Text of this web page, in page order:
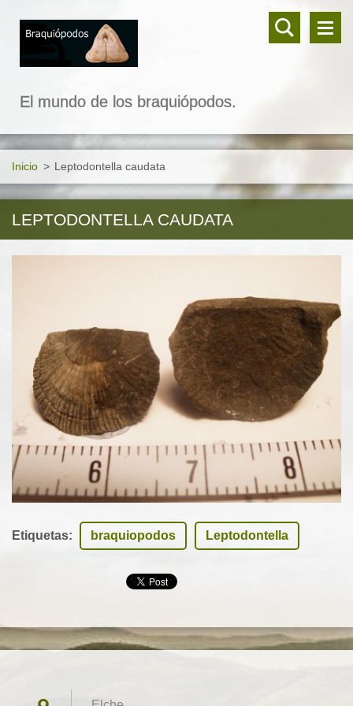
El mundo de los braquiópodos.
Inicio > Leptodontella caudata
LEPTODONTELLA CAUDATA
Etiquetas: braquiopodos Leptodontella